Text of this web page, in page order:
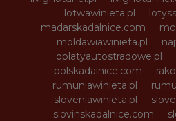
lotwawinieta.pl
madarskadalnice.com
moldawiawinieta.pl
oplatyautostradowe.pl
polskadalnice.com
rumuniawinieta.pl
sloveniawinieta.pl
slovinskadalnice.com